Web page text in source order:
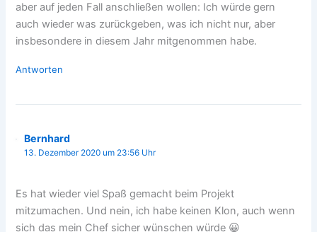
aber auf jeden Fall anschließen wollen: Ich würde gern
auch wieder was zurückgeben, was ich nicht nur, aber
insbesondere in diesem Jahr mitgenommen habe.
Antworten
Bernhard
13. Dezember 2020 um 23:56 Uhr
Es hat wieder viel Spaß gemacht beim Projekt
mitzumachen. Und nein, ich habe keinen Klon, auch wenn
sich das mein Chef sicher wünschen würde 😀